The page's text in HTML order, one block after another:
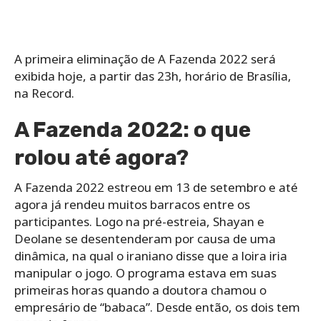
A primeira eliminação de A Fazenda 2022 será
exibida hoje, a partir das 23h, horário de Brasília,
na Record.
A Fazenda 2022: o que
rolou até agora?
A Fazenda 2022 estreou em 13 de setembro e até
agora já rendeu muitos barracos entre os
participantes. Logo na pré-estreia, Shayan e
Deolane se desentenderam por causa de uma
dinâmica, na qual o iraniano disse que a loira iria
manipular o jogo. O programa estava em suas
primeiras horas quando a doutora chamou o
empresário de “babaca”. Desde então, os dois tem